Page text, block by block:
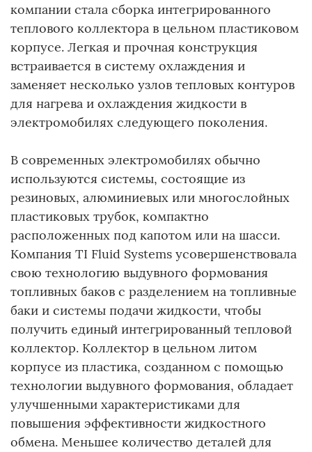
компании стала сборка интегрированного
теплового коллектора в цельном пластиковом
корпусе. Легкая и прочная конструкция
встраивается в систему охлаждения и
заменяет несколько узлов тепловых контуров
для нагрева и охлаждения жидкости в
электромобилях следующего поколения.
В современных электромобилях обычно
используются системы, состоящие из
резиновых, алюминиевых или многослойных
пластиковых трубок, компактно
расположенных под капотом или на шасси.
Компания TI Fluid Systems усовершенствовала
свою технологию выдувного формования
топливных баков с разделением на топливные
баки и системы подачи жидкости, чтобы
получить единый интегрированный тепловой
коллектор. Коллектор в цельном литом
корпусе из пластика, созданном с помощью
технологии выдувного формования, обладает
улучшенными характеристиками для
повышения эффективности жидкостного
обмена. Меньшее количество деталей для